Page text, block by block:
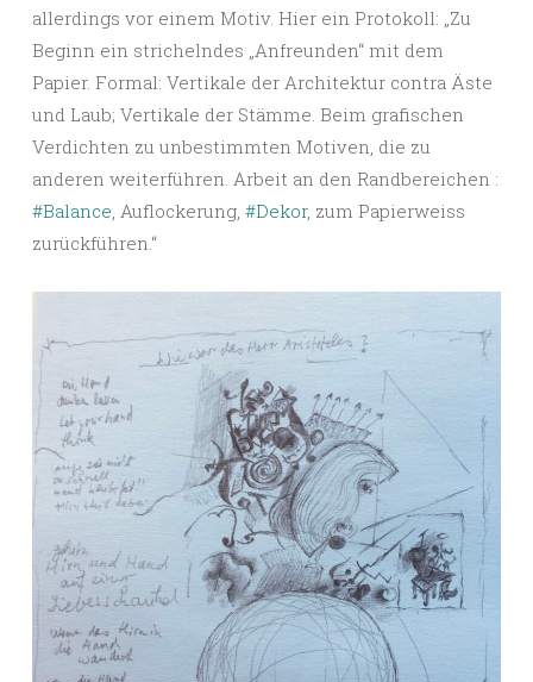
allerdings vor einem Motiv. Hier ein Protokoll: „Zu
Beginn ein strichelndes „Anfreunden“ mit dem
Papier. Formal: Vertikale der Architektur contra Äste
und Laub; Vertikale der Stämme. Beim grafischen
Verdichten zu unbestimmten Motiven, die zu
anderen weiterführen. Arbeit an den Randbereichen :
#Balance, Auflockerung, #Dekor, zum Papierweiss
zurückführen.“